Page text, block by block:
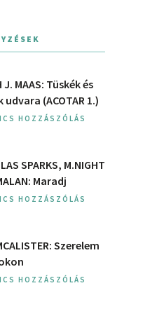
J. MAAS: Tüskék és
udvara (ACOTAR 1.)
HOZZÁSZÓLÁS
SPARKS, M.NIGHT
Maradj
HOZZÁSZÓLÁS
Szerelem
HOZZÁSZÓLÁS